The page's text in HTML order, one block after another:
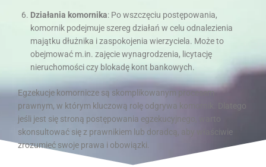
Działania komornika: Po wszczęciu postępowania,
komornik podejmuje szereg działań w celu odnalezienia
majątku dłużnika i zaspokojenia wierzyciela. Może to
obejmować m.in. zajęcie wynagrodzenia, licytację
nieruchomości czy blokadę kont bankowych.
Egzekucje komornicze są skomplikowanym procesem
prawnym, w którym kluczową rolę odgrywa komornik. Dlatego
jeśli jest się stroną postępowania egzekucyjnego, warto
skonsultować się z prawnikiem lub doradcą, aby właściwie
zrozumieć swoje prawa i obowiązki.